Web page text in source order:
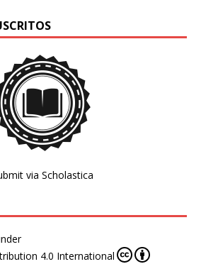
via Scholastica
4.0 International